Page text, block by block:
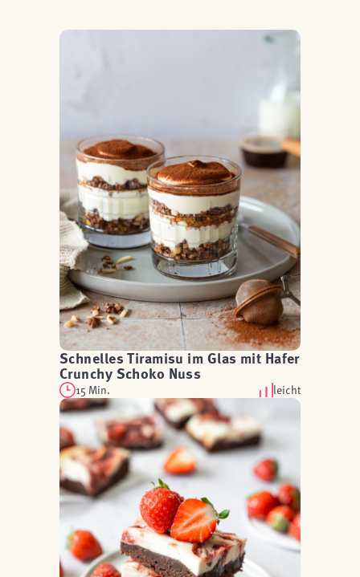
Schnelles Tiramisu im Glas mit Hafer
Crunchy Schoko Nuss
15 Min. leicht